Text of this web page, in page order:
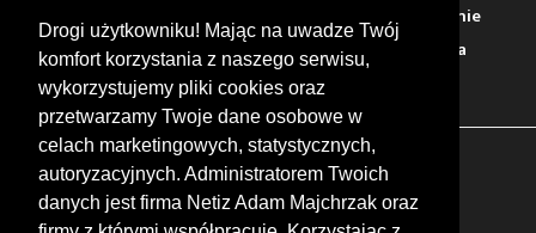
Drogi użytkowniku! Mając na uwadze Twój
komfort korzystania z naszego serwisu,
wykorzystujemy pliki cookies oraz
przetwarzamy Twoje dane osobowe w
celach marketingowych, statystycznych,
autoryzacyjnych. Administratorem Twoich
danych jest firma Netiz Adam Majchrzak oraz
Warto zobaczyć Serwisy Stacje paliw
Jedzenie
Bary Zakwaterowanie Tory Zloty Rajdy
Spotkania
Targi Giełdy Szkolenia
FOLLOW US